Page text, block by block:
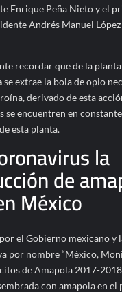
Enrique Peña Nieto y el
Andrés Manuel
recordar que de la planta
se extrae la bola de opio
derivado de esta
se encuentren en
esta planta.
la
de
México
el Gobierno mexicano y
por nombre “México,
de Amapola 2017-
con amapola en el